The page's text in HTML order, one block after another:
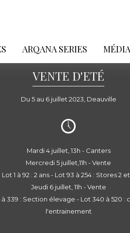
ARQANA SERIES MÉDIA
VENTE D'ETÉ
Du 5 au 6 juillet 2023, Deauville
Mardi 4 juillet, 13h - Canters
Mercredi 5 juillet,11h - Vente
Lot 1 à 92 : 2 ans - Lot 93 à 254 : Stores 2
Jeudi 6 juillet, 11h - Vente
à 339 : Section élevage - Lot 340 à 520 :
l'entrainement